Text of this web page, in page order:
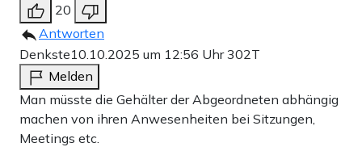
20
Antworten
Denkste10.10.2025 um 12:56 Uhr302T
Melden
Man müsste die Gehälter der Abgeordneten abhängig
machen von ihren Anwesenheiten bei Sitzungen,
Meetings etc.